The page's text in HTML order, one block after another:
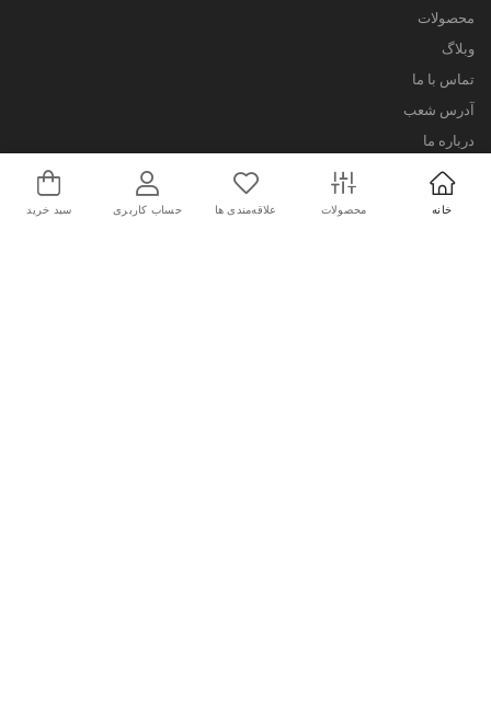
محصولات
وبلاگ
تماس با ما
آدرس شعب
درباره ما
خدمات مشتریان
سوالات متداول
خانه محصولات علاقه‌مندی ها حساب کاربری سبد خرید